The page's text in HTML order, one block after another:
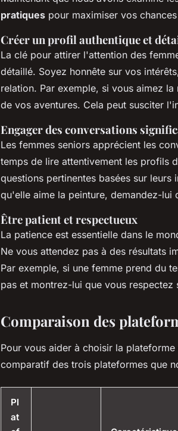
pratiques pour maximiser vos
Créer un profil authentique et
La clé pour attirer l'attention des
détaillé. Soyez honnête sur vos
relation. Par exemple, si vous aimez
de vos aventures. Cela peut susciter
Engager des conversations
Les femmes seniors apprécient les
temps de lire attentivement les profils
questions pertinentes basées sur
qu'elle aime la peinture, demandez-
Être patient et respectueux
La patience est essentielle dans le
Ne vous attendez pas à des résultats
Par exemple, si une femme prend du
pas et montrez-lui que vous respectez
Comparaison des
Pour vous aider à choisir la
comparatif des trois plateformes que
Pl
at